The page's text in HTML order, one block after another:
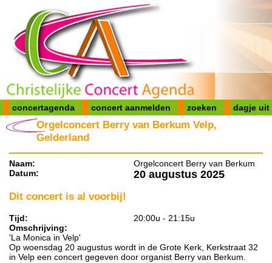
concertagenda concert aanmelden zoeken dagje uit
Orgelconcert Berry van Berkum Velp,
Gelderland
Naam:
Orgelconcert Berry van Berkum
Datum:
20 augustus 2025
Dit concert is al voorbij!
Tijd:
20:00u - 21:15u
Omschrijving:
'La Monica in Velp'
Op woensdag 20 augustus wordt in de Grote Kerk, Kerkstraat 32
in Velp een concert gegeven door organist Berry van Berkum.